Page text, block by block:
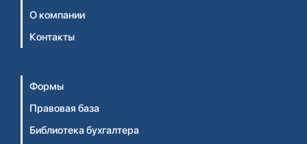
О компании
Контакты
Формы
Правовая база
Библиотека бухгалтера